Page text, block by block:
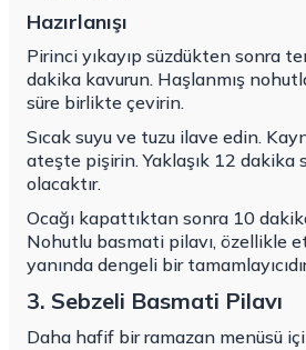
Hazırlanışı
Pirinci yıkayıp süzdükten sonra
dakika kavurun. Haşlanmış
süre birlikte çevirin.
Sıcak suyu ve tuzu ilave edin.
ateşte pişirin. Yaklaşık 12 dakika
olacaktır.
Ocağı kapattıktan sonra 10
Nohutlu basmati pilavı, özellikle
yanında dengeli bir
3. Sebzeli Basmati Pilavı
Daha hafif bir ramazan menüsü